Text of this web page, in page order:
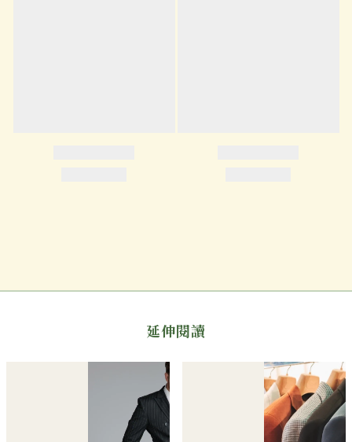
延伸閱讀